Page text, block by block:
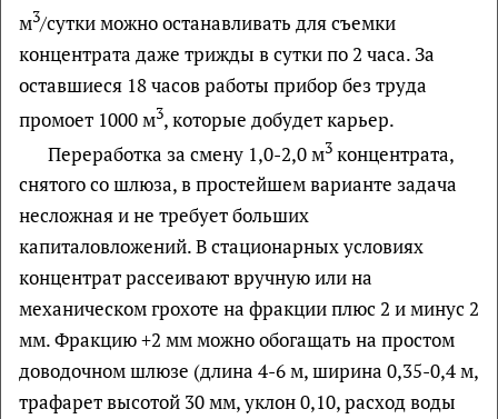
м3/сутки можно останавливать для съемки
концентрата даже трижды в сутки по 2 часа. За
оставшиеся 18 часов работы прибор без труда
промоет 1000 м3, которые добудет карьер.
Переработка за смену 1,0-2,0 м3концентрата,
снятого со шлюза, в простейшем варианте задача
несложная и не требует больших
капиталовложений. В стационарных условиях
концентрат рассеивают вручную или на
механическом грохоте на фракции плюс 2 и минус 2
мм. Фракцию +2 мм можно обогащать на простом
доводочном шлюзе (длина 4-6 м, ширина 0,35-0,4 м,
трафарет высотой 30 мм, уклон 0,10, расход воды